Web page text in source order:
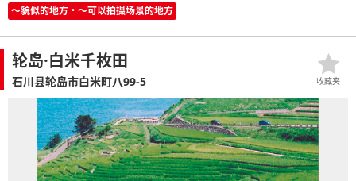
〜貌似的地方・〜可以拍摄场景的地方
轮岛·白米千枚田
石川县轮岛市白米町八99-5 收藏夹